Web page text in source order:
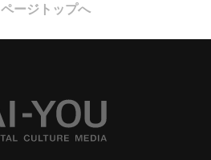
ページトップへ